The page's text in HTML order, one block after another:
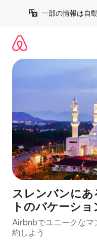
一部の情報は自
スレンバンに
トのバケーシ
Airbnbでユニークなマ
約しよう